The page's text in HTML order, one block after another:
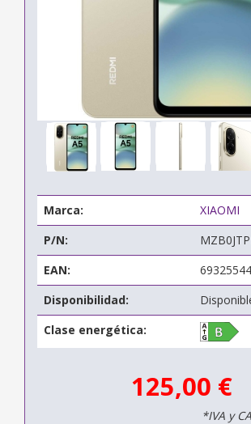
Marca:
XIAOMI
P/N:
EAN:
Disponibilidad:
Clase energética:
125,00 €
*IVA y